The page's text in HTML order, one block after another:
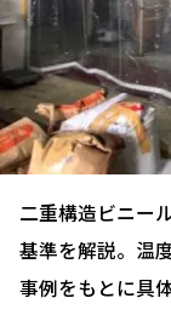
二重構造ビニー
基準を解説。温
事例をもとに具